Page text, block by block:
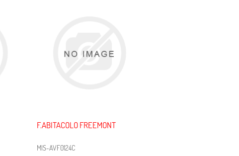
F.ABITACOLO FREEMONT
MIS-AVF0124C